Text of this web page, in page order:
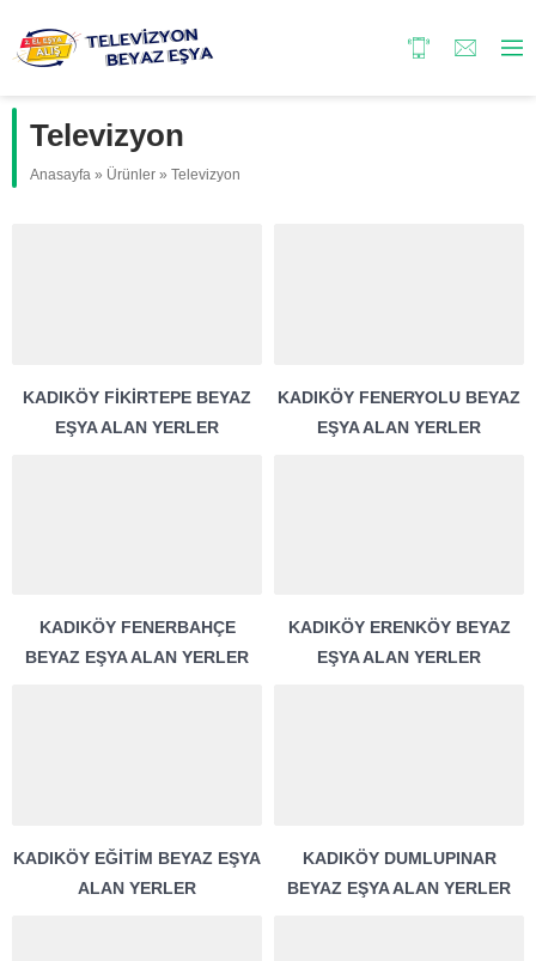
Televizyon
Anasayfa » Ürünler » Televizyon
KADIKÖY FIKIRTEPE BEYAZ
EŞYA ALAN YERLER
KADIKÖY FENERYOLU BEYAZ
EŞYA ALAN YERLER
KADIKÖY FENERBAHÇE
BEYAZ EŞYA ALAN YERLER
KADIKÖY ERENKÖY BEYAZ
EŞYA ALAN YERLER
KADIKÖY EĞITIM BEYAZ EŞYA
ALAN YERLER
KADIKÖY DUMLUPINAR
BEYAZ EŞYA ALAN YERLER